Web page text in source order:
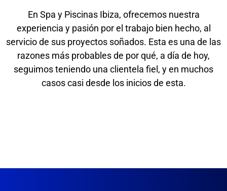
En Spa y Piscinas Ibiza, ofrecemos nuestra
experiencia y pasión por el trabajo bien hecho, al
servicio de sus proyectos soñados. Esta es una de las
razones más probables de por qué, a día de hoy,
seguimos teniendo una clientela fiel, y en muchos
casos casi desde los inicios de esta.